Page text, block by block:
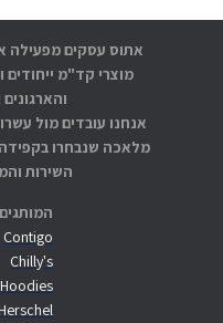
Contigo
Chilly's
Hoodies
Herschel
מוצרי קד"מ ייחודים
אנחנו עובדים מול
מלאכה שנבחרו
השירות